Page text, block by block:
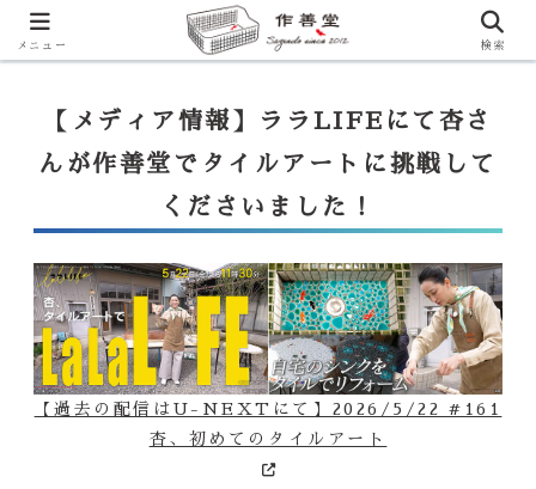
【ララLIFE】特注カウンター付シンク（40万円～）のお問合せはこ
一番下のフォームにご記入ください
【メディア情報】ララLIFEにて杏さ
んが作善堂でタイルアートに挑戦して
くださいました！
【過去の配信はU-NEXTにて】2026/5/22 #161
杏、初めてのタイルアート
メニュー 検索